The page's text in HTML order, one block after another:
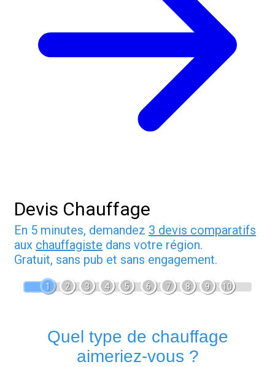
Devis Chauffage
En 5 minutes, demandez 3 devis comparatifs
aux chauffagiste dans votre région.
Gratuit, sans pub et sans engagement.
1 2 3 4 5 6 7 8 9 10
Quel type de chauffage
aimeriez-vous ?